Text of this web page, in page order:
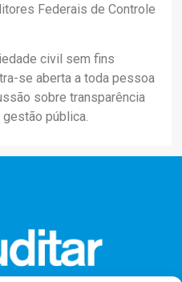
Federais de Controle
civil sem fins
se aberta a toda pessoa
sobre transparência
pública.